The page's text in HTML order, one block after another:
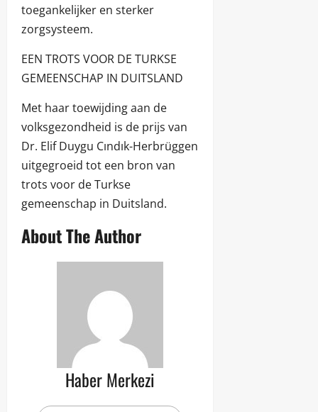
toegankelijker en sterker
zorgsysteem.
EEN TROTS VOOR DE TURKSE
GEMEENSCHAP IN DUITSLAND
Met haar toewijding aan de
volksgezondheid is de prijs van
Dr. Elif Duygu Cındık-Herbrüggen
uitgegroeid tot een bron van
trots voor de Turkse
gemeenschap in Duitsland.
About The Author
Haber Merkezi